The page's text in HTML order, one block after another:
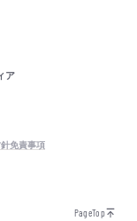
ア
免責事項
PageTop